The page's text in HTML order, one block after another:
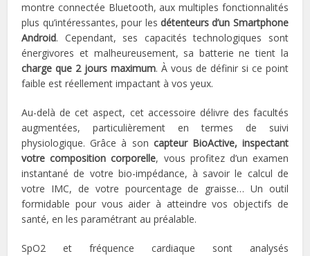
montre connectée Bluetooth, aux multiples fonctionnalités
plus qu’intéressantes, pour les détenteurs d’un Smartphone
Android. Cependant, ses capacités technologiques sont
énergivores et malheureusement, sa batterie ne tient la
charge que 2 jours maximum. À vous de définir si ce point
faible est réellement impactant à vos yeux.
Au-delà de cet aspect, cet accessoire délivre des facultés
augmentées, particulièrement en termes de suivi
physiologique. Grâce à son capteur BioActive, inspectant
votre composition corporelle, vous profitez d’un examen
instantané de votre bio-impédance, à savoir le calcul de
votre IMC, de votre pourcentage de graisse… Un outil
formidable pour vous aider à atteindre vos objectifs de
santé, en les paramétrant au préalable.
SpO2 et fréquence cardiaque sont analysés